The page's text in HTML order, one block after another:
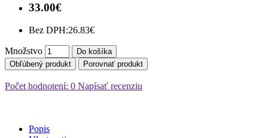
33.00€
Bez DPH:26.83€
Množstvo
Do košíka
Obľúbený produkt
Porovnať produkt
Počet hodnotení: 0 Napísať recenziu
Popis